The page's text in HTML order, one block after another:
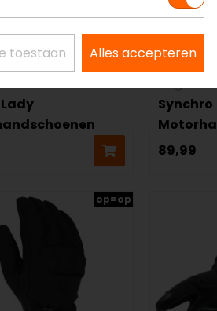
Segura
Synchro
89,99
op=op
toestaan Alles accepteren